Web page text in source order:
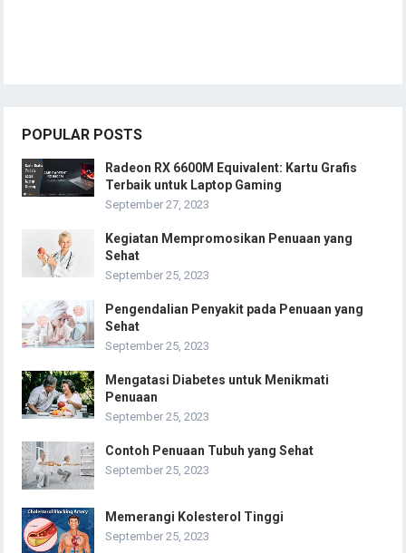
POPULAR POSTS
Radeon RX 6600M Equivalent: Kartu Grafis
Terbaik untuk Laptop Gaming
September 27, 2023
Kegiatan Mempromosikan Penuaan yang
Sehat
September 25, 2023
Pengendalian Penyakit pada Penuaan yang
Sehat
September 25, 2023
Mengatasi Diabetes untuk Menikmati
Penuaan
September 25, 2023
Contoh Penuaan Tubuh yang Sehat
September 25, 2023
Memerangi Kolesterol Tinggi
September 25, 2023